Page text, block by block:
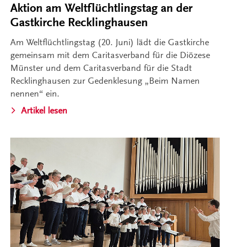
Aktion am Weltflüchtlingstag an der
Gastkirche Recklinghausen
Am Weltflüchtlingstag (20. Juni) lädt die Gastkirche
gemeinsam mit dem Caritasverband für die Diözese
Münster und dem Caritasverband für die Stadt
Recklinghausen zur Gedenklesung „Beim Namen
nennen“ ein.
Artikel lesen